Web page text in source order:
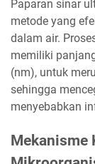
Paparan sinar
metode yang
dalam air.
memiliki
(nm), untuk
sehingga
menyebabkan
Mekanisme